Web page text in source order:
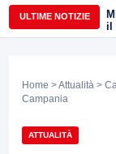
ULTIME NOTIZIE
il
Home >Attualità >
Campania
ATTUALITÀ